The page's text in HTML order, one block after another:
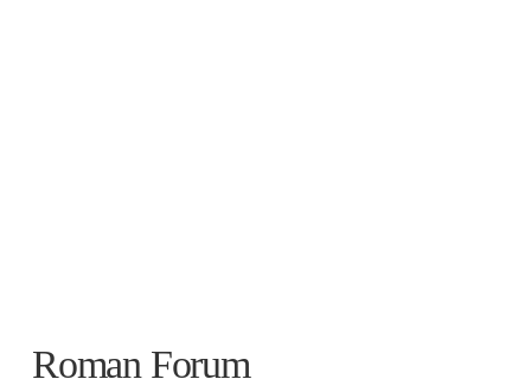
Roman Forum